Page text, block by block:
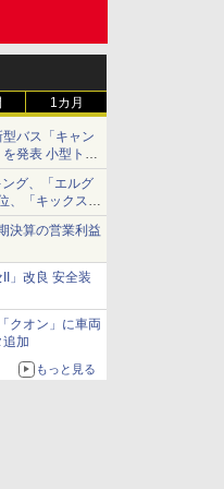
1カ月
バス「キャン
発表 小型トラ
けバス
グ、「エルグ
、「キックス」
決算の営業利益
」改良 安全装
クオン」に車両
加
もっと見る